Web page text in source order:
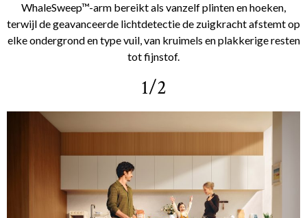
WhaleSweep™-arm bereikt als vanzelf plinten en hoeken,
terwijl de geavanceerde lichtdetectie de zuigkracht afstemt op
elke ondergrond en type vuil, van kruimels en plakkerige resten
tot fijnstof.
1/2